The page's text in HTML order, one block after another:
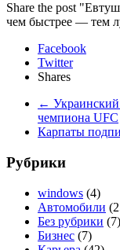
Share the post
чем быстрее — тем
Facebook
Twitter
Shares
←
чемпиона UFC
Карпаты
Рубрики
windows (4)
Автомобили
Без рубрики (7)
Бизнес (7)